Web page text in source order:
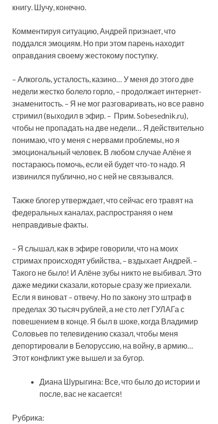
книгу. Шучу, конечно.
Комментируя ситуацию, Андрей признает, что
поддался эмоциям. Но при этом парень находит
оправдания своему жестокому поступку.
– Алкоголь, усталость, казино… У меня до этого две
недели жестко болело горло, – продолжает интернет-
знаменитость. – Я не мог разговаривать, но все равно
стримил (выходил в эфир. – Прим. Sobesednik.ru),
чтобы не пропадать на две недели… Я действительно
понимаю, что у меня с нервами проблемы, но я
эмоциональный человек. В любом случае Алёне я
постараюсь помочь, если ей будет что-то надо. Я
извинился публично, но с ней не связывался.
Также блогер утверждает, что сейчас его травят на
федеральных каналах, распространяя о нем
неправдивые факты.
– Я слышал, как в эфире говорили, что на моих
стримах происходят убийства, – вздыхает Андрей. –
Такого не было! И Алёне зубы никто не выбивал. Это
даже медики сказали, которые сразу же приехали.
Если я виноват – отвечу. Но по закону это штраф в
пределах 30 тысяч рублей, а не сто лет ГУЛАГа с
повешением в конце. Я был в шоке, когда Владимир
Соловьев по телевидению сказал, чтобы меня
депортировали в Белоруссию, на войну, в армию…
Этот конфликт уже вышел и за бугор.
Диана Шурыгина: Все, что было до истории и
после, вас не касается!
Рубрика: